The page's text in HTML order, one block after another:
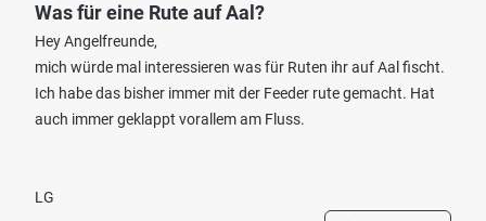
Was für eine Rute auf Aal?
Hey Angelfreunde,
mich würde mal interessieren was für Ruten ihr auf Aal fischt.
Ich habe das bisher immer mit der Feeder rute gemacht. Hat
auch immer geklappt vorallem am Fluss.
LG